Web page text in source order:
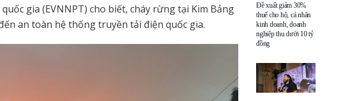
gia (EVNNPT) cho biết, cháy rừng tại Kim Bảng
an toàn hệ thống truyền tải điện quốc gia.
Đề xuất giảm 30%
thuế cho hộ, cá nhân
kinh doanh, doanh
nghiệp thu dưới 10 tỷ
đồng